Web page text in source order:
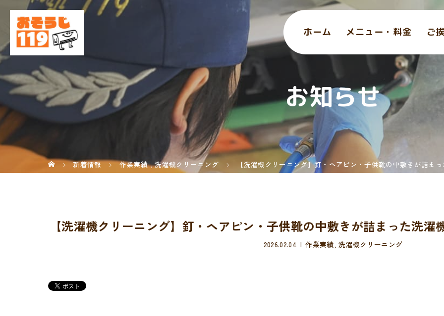
ホーム メニュー・料金 ご
お知らせ
新着情報 作業実績 ,洗濯機クリーニング 【洗濯機クリーニング】釘・ヘアピン・子供靴の中敷きが詰ま
【洗濯機クリーニング】釘・ヘアピン・子供靴の中敷きが詰まった洗
2026.02.04 作業実績,洗濯機クリーニング